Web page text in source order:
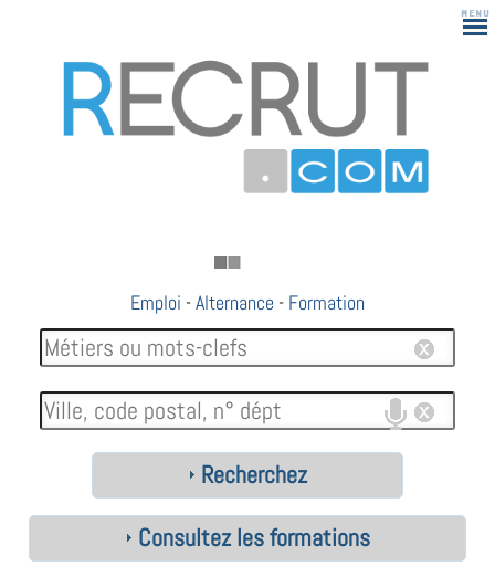
Emploi -Alternance - Formation
Recherchez
Consultez les formations